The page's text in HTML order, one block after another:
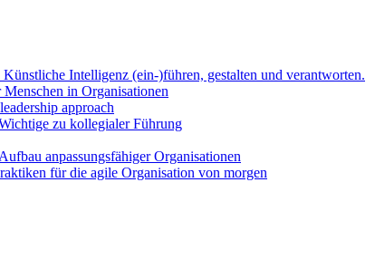
Intel­li­genz (ein-)führen, gestal­ten und ver­ant­wor­ten.
in Orga­ni­sa­tio­nen
approach
zu kol­le­gia­ler Füh­rung
anpas­sungs­fä­hi­ger Orga­ni­sa­tio­nen
für die agi­le Orga­ni­sa­ti­on von mor­gen